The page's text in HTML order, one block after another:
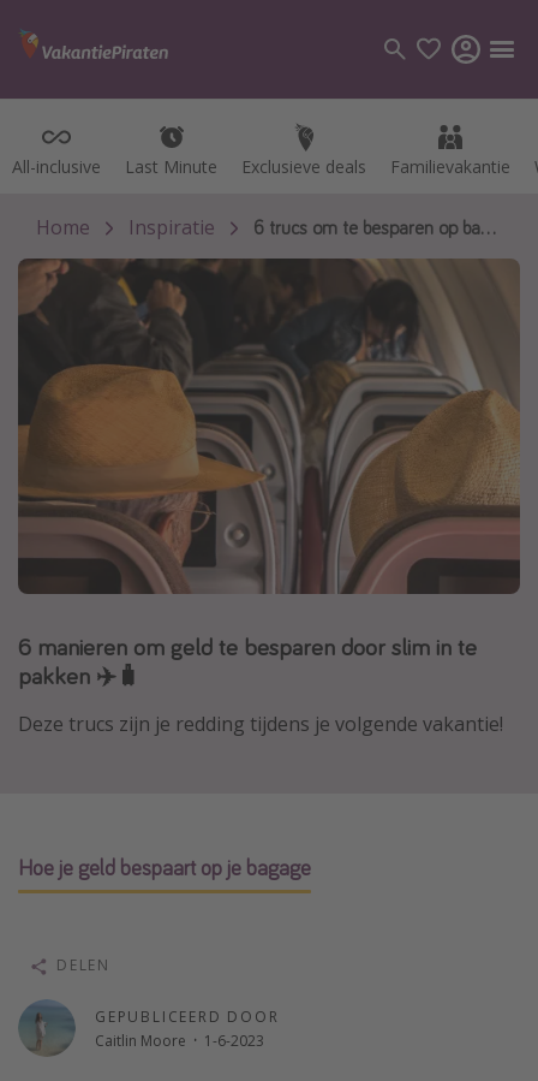
All-inclusive Last Minute Exclusieve deals Familievakantie
All-inclusive Last Minute Exclusieve deals Familievakantie
Categorie
Vluchten
Hotels
Vakanties
Bestemmingen
Canarische Eilanden
Mallorca
Malta
Madeira
Egypte
Overzicht
Autoverhuur
Vroegboeker
Groepsreizen
Home Inspiratie 6 trucs om te besparen op bagage wanneer je gaat vliegen
6 manieren om geld te besparen door slim in te
pakken ✈️🧳
Deze trucs zijn je redding tijdens je volgende vakantie!
Hoe je geld bespaart op je bagage
GEPUBLICEERD DOOR
Caitlin Moore · 1-6-2023
DELEN